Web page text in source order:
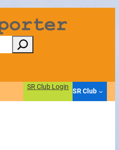
SR Club Login
SR Club